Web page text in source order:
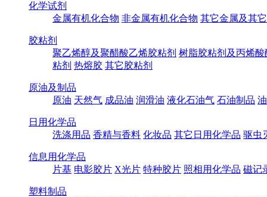
化学试剂
金属有机化合物 非金属有机化合物 其它金属及其
胶粘剂
聚乙烯醇及聚醋酸乙烯胶粘剂 树脂胶粘剂及丙烯酸
粘剂 热熔胶 其它胶粘剂
原油及制品
原油 天然气 成品油 润滑油 液化石油气 石油制品
日用化学品
洗涤用品 香精与香料 化妆品 其它日用化学品 驱虫
信息用化学品
片基 电影胶片 X光片 特种胶片 照相用化学品 磁记
塑料制品